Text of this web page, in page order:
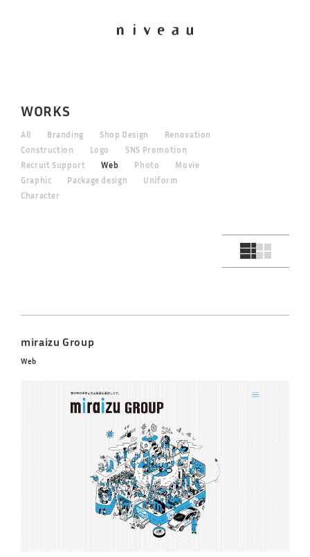
WORKS
All Branding Shop Design
Renovation
Construction
Logo
SNS Promotion
Recruit Support
Web Photo
Movie
Graphic
Package design
Uniform
Character
miraizu Group
Web